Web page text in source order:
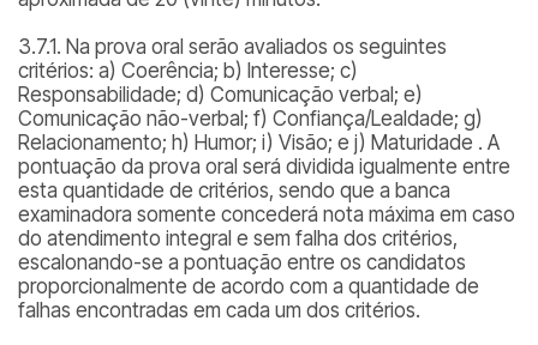
3.7.1. Na prova oral serão avaliados os seguintes
critérios: a) Coerência; b) Interesse; c)
Responsabilidade; d) Comunicação verbal; e)
Comunicação não-verbal; f) Confiança/Lealdade; g)
Relacionamento; h) Humor; i) Visão; e j) Maturidade . A
pontuação da prova oral será dividida igualmente entre
esta quantidade de critérios, sendo que a banca
examinadora somente concederá nota máxima em caso
do atendimento integral e sem falha dos critérios,
escalonando-se a pontuação entre os candidatos
proporcionalmente de acordo com a quantidade de
falhas encontradas em cada um dos critérios.